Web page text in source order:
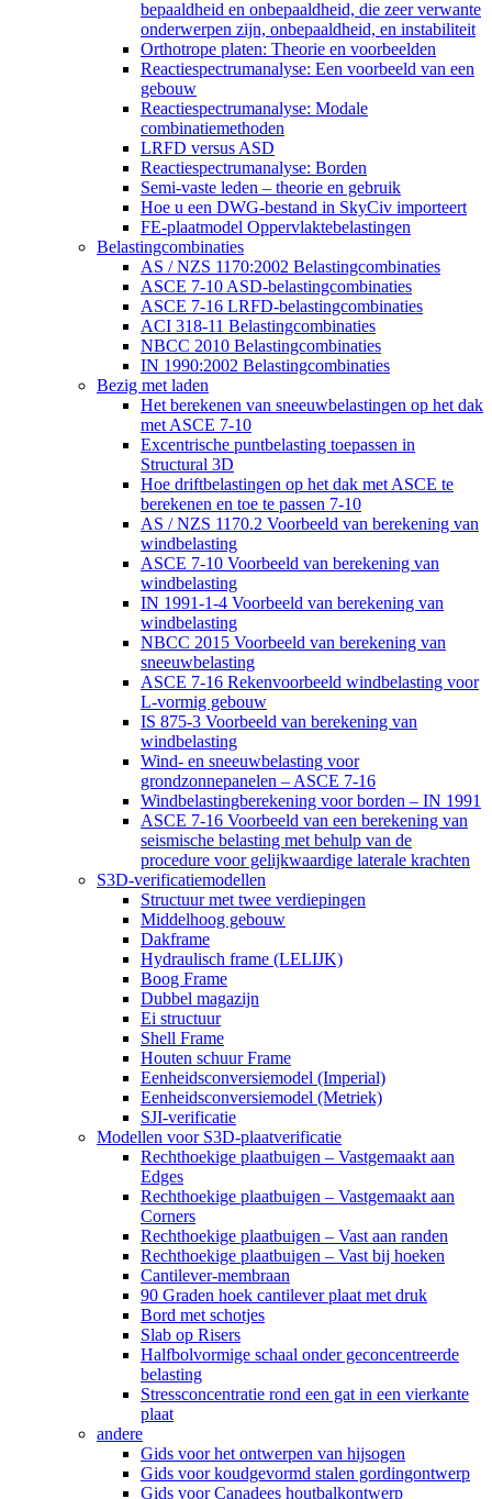
bepaaldheid en onbepaaldheid, die zeer verwante
onderwerpen zijn, onbepaaldheid, en instabiliteit
Orthotrope platen: Theorie en voorbeelden
Reactiespectrumanalyse: Een voorbeeld van een
gebouw
Reactiespectrumanalyse: Modale
combinatiemethoden
LRFD versus ASD
Reactiespectrumanalyse: Borden
Semi-vaste leden – theorie en gebruik
Hoe u een DWG-bestand in SkyCiv importeert
FE-plaatmodel Oppervlaktebelastingen
Belastingcombinaties
AS / NZS 1170:2002 Belastingcombinaties
ASCE 7-10 ASD-belastingcombinaties
ASCE 7-16 LRFD-belastingcombinaties
ACI 318-11 Belastingcombinaties
NBCC 2010 Belastingcombinaties
IN 1990:2002 Belastingcombinaties
Bezig met laden
Het berekenen van sneeuwbelastingen op het dak
met ASCE 7-10
Excentrische puntbelasting toepassen in
Structural 3D
Hoe driftbelastingen op het dak met ASCE te
berekenen en toe te passen 7-10
AS / NZS 1170.2 Voorbeeld van berekening van
windbelasting
ASCE 7-10 Voorbeeld van berekening van
windbelasting
IN 1991-1-4 Voorbeeld van berekening van
windbelasting
NBCC 2015 Voorbeeld van berekening van
sneeuwbelasting
ASCE 7-16 Rekenvoorbeeld windbelasting voor
L-vormig gebouw
IS 875-3 Voorbeeld van berekening van
windbelasting
Wind- en sneeuwbelasting voor
grondzonnepanelen – ASCE 7-16
Windbelastingberekening voor borden – IN 1991
ASCE 7-16 Voorbeeld van een berekening van
seismische belasting met behulp van de
procedure voor gelijkwaardige laterale krachten
S3D-verificatiemodellen
Structuur met twee verdiepingen
Middelhoog gebouw
Dakframe
Hydraulisch frame (LELIJK)
Boog Frame
Dubbel magazijn
Ei structuur
Shell Frame
Houten schuur Frame
Eenheidsconversiemodel (Imperial)
Eenheidsconversiemodel (Metriek)
SJI-verificatie
Modellen voor S3D-plaatverificatie
Rechthoekige plaatbuigen – Vastgemaakt aan
Edges
Rechthoekige plaatbuigen – Vastgemaakt aan
Corners
Rechthoekige plaatbuigen – Vast aan randen
Rechthoekige plaatbuigen – Vast bij hoeken
Cantilever-membraan
90 Graden hoek cantilever plaat met druk
Bord met schotjes
Slab op Risers
Halfbolvormige schaal onder geconcentreerde
belasting
Stressconcentratie rond een gat in een vierkante
plaat
andere
Gids voor het ontwerpen van hijsogen
Gids voor koudgevormd stalen gordingontwerp
Gids voor Canadees houtbalkontwerp